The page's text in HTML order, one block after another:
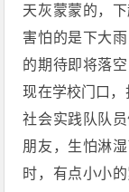
天灰蒙蒙的，
害怕的是下大
的期待即将落
现在学校门口
社会实践队队
朋友，生怕淋
时，有点小小